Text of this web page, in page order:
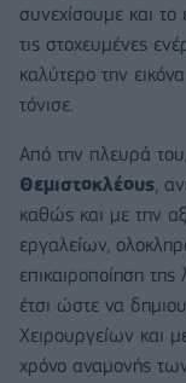
συνεχίσουμε και
τις στοχευμένες
καλύτερο την
τόνισε.
Από την πλευρά
Θεμιστοκλέους,
καθώς και με την
εργαλείων,
επικαιροποίηση
έτσι ώστε να
Χειρουργείων και
χρόνο αναμονής